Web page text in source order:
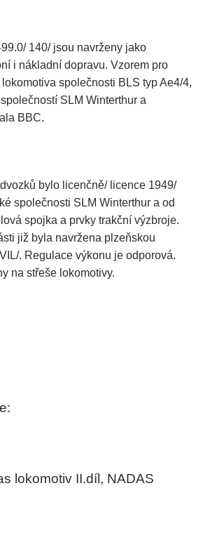
140/ jsou navrženy jako
i nákladní dopravu. Vzorem pro
společnosti BLS typ Ae4/4,
SLM Winterthur a
BBC.
bylo licenčně/ licence 1949/
společnosti SLM Winterthur a od
spojka a prvky trakční výzbroje.
již byla navržena plzeňskou
. Regulace výkonu je odporová.
na střeše lokomotivy.
lokomotiv II.díl, NADAS